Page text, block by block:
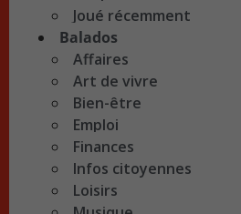
Joué récemment
Balados
Affaires
Art de vivre
Bien-être
Emploi
Finances
Infos citoyennes
Loisirs